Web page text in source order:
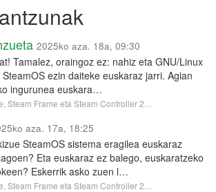
2025ko aza. 18a, 09:30
Tamalez, oraingoz ez: nahiz eta GNU/Linux
ezin daiteke euskaraz jarri. Agian
ingurunea euskara…
Steam Frame eta Steam Controller 2…
aza. 17a, 18:25
SteamOS sistema eragilea euskaraz
Eta euskaraz ez balego, euskaratzeko
Eskerrik asko zuen l…
Steam Frame eta Steam Controller 2…